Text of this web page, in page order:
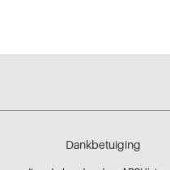
Dankbetuiging